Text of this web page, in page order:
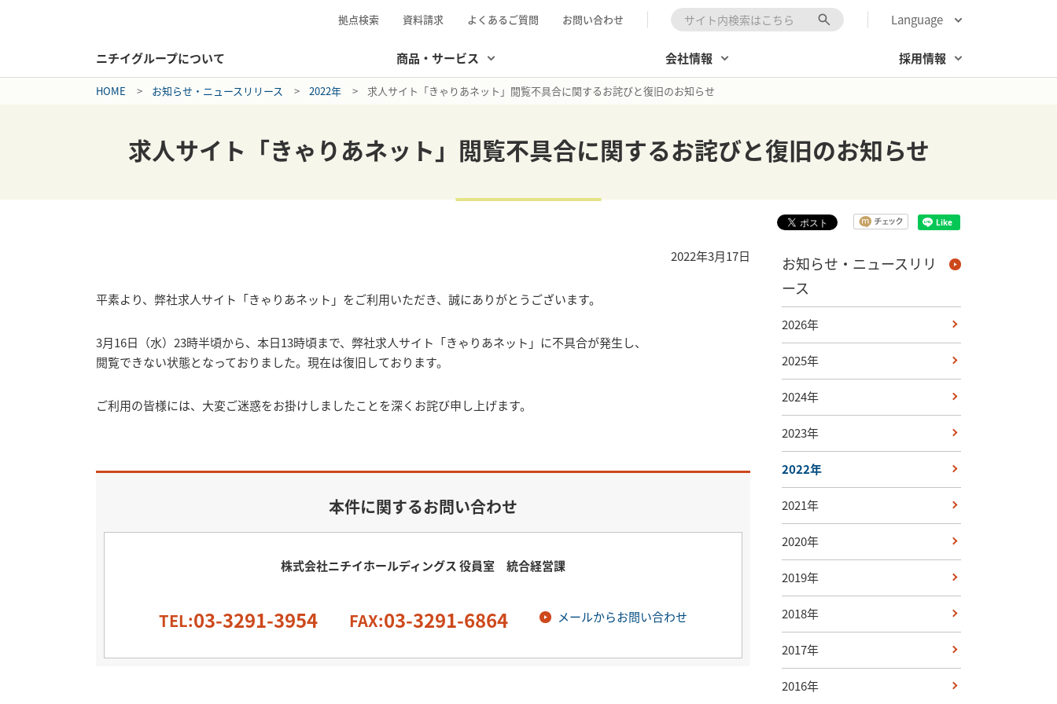
ニチイグループについて 商品・サービス 会社情報 採用情報
拠点検索 資料請求 よくあるご質問 お問い合わせ 検索キーワード入力 Language
HOME お知らせ・ニュースリリース 2022年 求人サイト「きゃりあネット」閲覧不具合に関するお詫びと復旧のお知らせ
求人サイト「きゃりあネット」閲覧不具合に関するお詫びと復旧のお知らせ
2022年3月17日
平素より、弊社求人サイト「きゃりあネット」をご利用いただき、誠にありがとうございます。
3月16日（水）23時半頃から、本日13時頃まで、弊社求人サイト「きゃりあネット」に不具合が発生し、
閲覧できない状態となっておりました。現在は復旧しております。
ご利用の皆様には、大変ご迷惑をお掛けしましたことを深くお詫び申し上げます。
本件に関するお問い合わせ
株式会社ニチイホールディングス 役員室 統合経営課
TEL:03-3291-3954 FAX:03-3291-6864 メールからお問い合わせ
お知らせ・ニュースリリ
ース
2026年
2025年
2024年
2023年
2022年
2021年
2020年
2019年
2018年
2017年
2016年